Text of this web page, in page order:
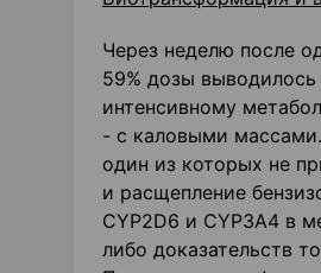
Через неделю после
59% дозы выводилось
интенсивному
- с каловыми
один из которых не
и расщепление
CYP2D6 и CYP3A4 в
либо доказательств